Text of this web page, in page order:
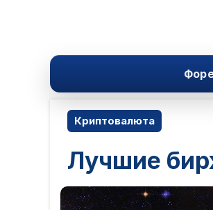
Криптовалюта
Лучшие